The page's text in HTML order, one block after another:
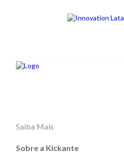
Saiba Mais
Sobre a Kickante